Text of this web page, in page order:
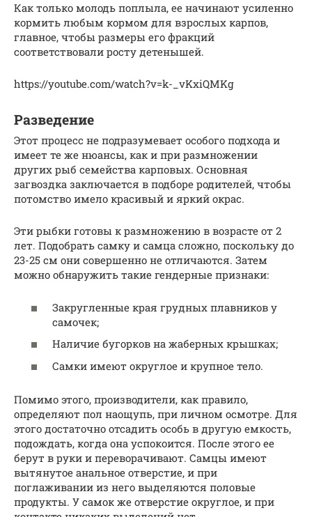
Как только молодь поплыла, ее начинают усиленно
кормить любым кормом для взрослых карпов,
главное, чтобы размеры его фракций
соответствовали росту детенышей.
https://youtube.com/watch?v=k-_vKxiQMKg
Разведение
Этот процесс не подразумевает особого подхода и
имеет те же нюансы, как и при размножении
других рыб семейства карповых. Основная
загвоздка заключается в подборе родителей, чтобы
потомство имело красивый и яркий окрас.
Эти рыбки готовы к размножению в возрасте от 2
лет. Подобрать самку и самца сложно, поскольку до
23-25 см они совершенно не отличаются. Затем
можно обнаружить такие гендерные признаки:
Закругленные края грудных плавников у
самочек;
Наличие бугорков на жаберных крышках;
Самки имеют округлое и крупное тело.
Помимо этого, производители, как правило,
определяют пол наощупь, при личном осмотре. Для
этого достаточно отсадить особь в другую емкость,
подождать, когда она успокоится. После этого ее
берут в руки и переворачивают. Самцы имеют
вытянутое анальное отверстие, и при
поглаживании из него выделяются половые
продукты. У самок же отверстие округлое, и при